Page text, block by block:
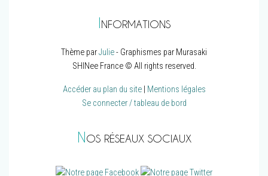
NFORMATIONS
Thème parJulie- Graphismes par Murasaki
SHINee France © All rights reserved.
Accéder au plan du site| Mentions légales
Se connecter / tableau de bord
N OS RÉSEAUX SOCIAUX